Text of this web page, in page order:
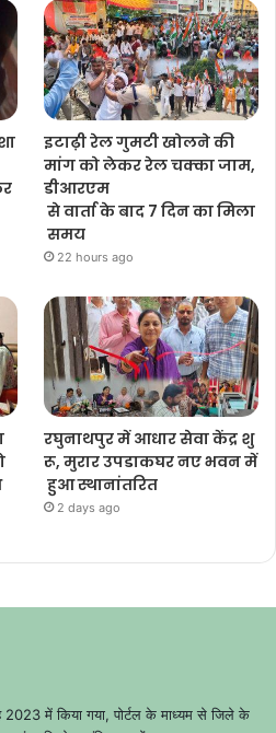
इटाढ़ी रेल गुमटी खोलने की
मांग को लेकर रेल चक्का जाम,
डीआरएम
से वार्ता के बाद 7 दिन का मिला
समय
22 hours ago
रघुनाथपुर में आधार सेवा केंद्र शु
रू, मुरार उपडाकघर नए भवन में
हुआ स्थानांतरित
2 days ago
2023 में किया गया, पोर्टल के माध्यम से जिले के